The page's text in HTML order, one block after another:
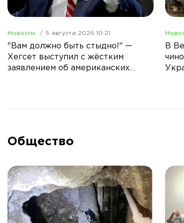
Новости 5 августа 2026 10:21
"Вам должно быть стыдно!" —
Хегсет выступил с жёстким
заявлением об американских
В
Общество